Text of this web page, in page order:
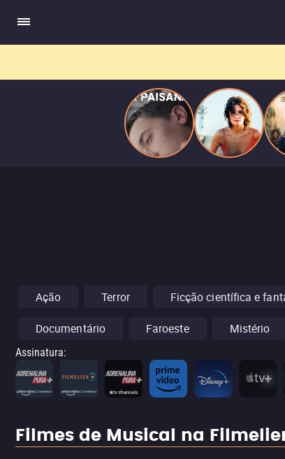
Ação Terror Ficção científica e
Documentário Faroeste Mistério
Assinatura:
Filmes de Musical na